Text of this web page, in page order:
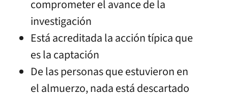
comprometer el avance de la
investigación
Está acreditada la acción típica que
es la captación
De las personas que estuvieron en
el almuerzo, nada está descartado